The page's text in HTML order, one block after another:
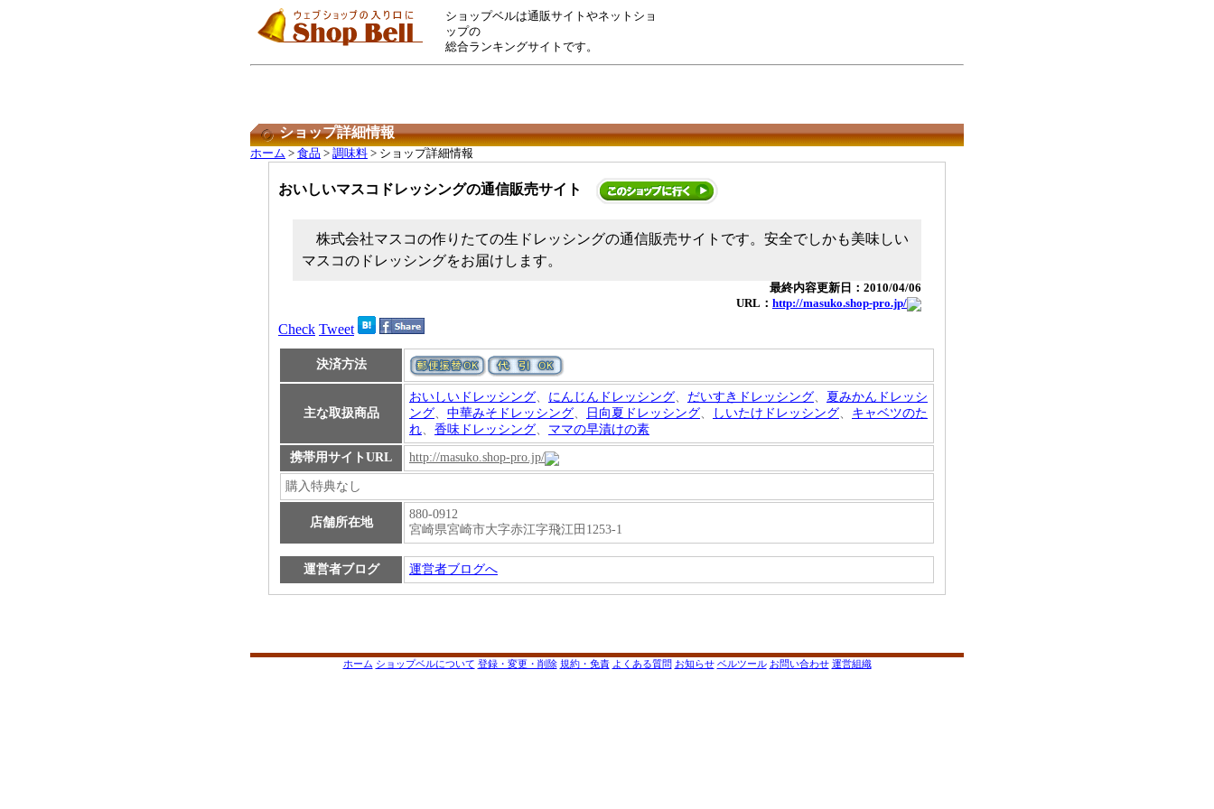
ショップベルは通販サイトやネットショ
ップの
総合ランキングサイトです。
ショップ詳細情報
ホーム > 食品 > 調味料 > ショップ詳細情報
おいしいマスコドレッシングの通信販売サイト
株式会社マスコの作りたての生ドレッシングの通信販売サイトです。安全でしかも美味しい
マスコのドレッシングをお届けします。
最終内容更新日：2010/04/06
URL： http://masuko.shop-pro.jp/
Check Tweet
決済方法
主な取扱商品
おいしいドレッシング、 にんじんドレッシング、 だいすきドレッシング、 夏みかんドレッシ
ング、 中華みそドレッシング、 日向夏ドレッシング、 しいたけドレッシング、 キャベツのた
れ、 香味ドレッシング、 ママの早漬けの素
携帯用サイトURL http://masuko.shop-pro.jp/
購入特典なし
店舗所在地
880-0912
宮崎県宮崎市大字赤江字飛江田1253-1
運営者ブログ 運営者ブログへ
ホーム ショップベルについて 登録・変更・削除 規約・免責 よくある質問 お知らせ ベルツール お問い合わせ 運営組織